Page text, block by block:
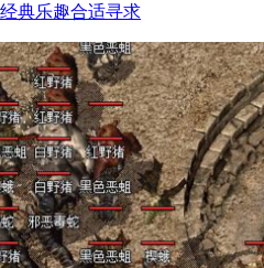
典乐趣合适寻求